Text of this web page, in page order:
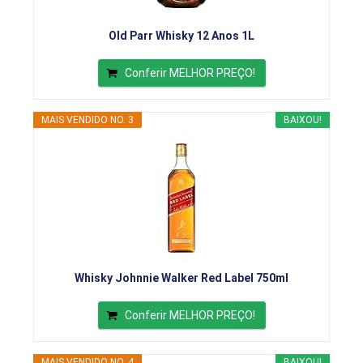
Old Parr Whisky 12 Anos 1L
Conferir MELHOR PREÇO!
BAIXOU!
MAIS VENDIDO NO. 3
Whisky Johnnie Walker Red Label 750ml
Conferir MELHOR PREÇO!